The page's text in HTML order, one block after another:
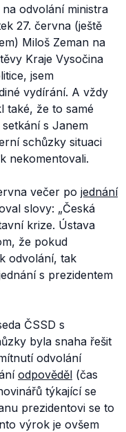
odvolání ministra
27. června (ještě
Miloš Zeman na
Kraje Vysočina
jsem
vydírání. A vždy
také, že to samé
s Janem
schůzky situaci
nekomentovali.
večer po jednání
slovy: „Česká
krize. Ústava
že pokud
odvolání, tak
s prezidentem
ČSSD s
byla snaha řešit
odvolání
odpověděl (čas
týkající se
prezidentovi se to
výrok je ovšem